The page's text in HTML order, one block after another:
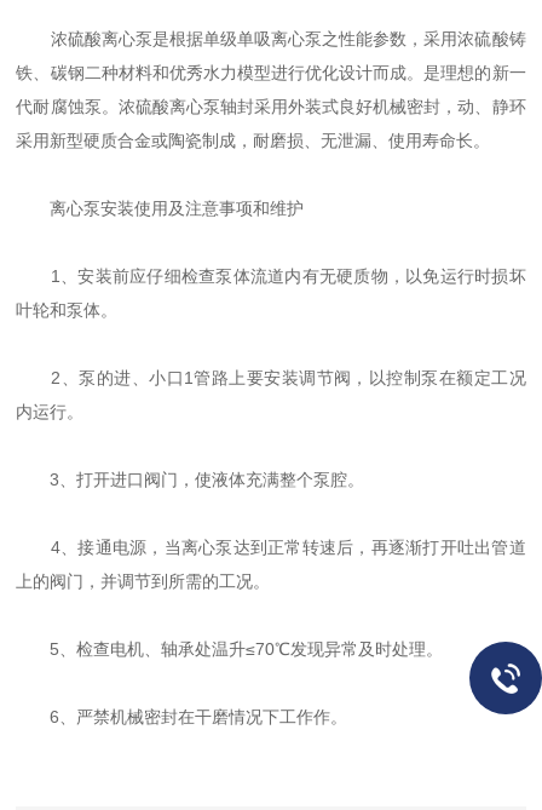
浓硫酸离心泵是根据单级单吸离心泵之性能参数，采用浓硫酸铸
铁、碳钢二种材料和优秀水力模型进行优化设计而成。是理想的新一
代耐腐蚀泵。浓硫酸离心泵轴封采用外装式良好机械密封，动、静环
采用新型硬质合金或陶瓷制成，耐磨损、无泄漏、使用寿命长。
离心泵安装使用及注意事项和维护
1、安装前应仔细检查泵体流道内有无硬质物，以免运行时损坏
叶轮和泵体。
2、泵的进、小口1管路上要安装调节阀，以控制泵在额定工况
内运行。
3、打开进口阀门，使液体充满整个泵腔。
4、接通电源，当离心泵达到正常转速后，再逐渐打开吐出管道
上的阀门，并调节到所需的工况。
5、检查电机、轴承处温升≤70℃发现异常及时处理。
6、严禁机械密封在干磨情况下工作作。